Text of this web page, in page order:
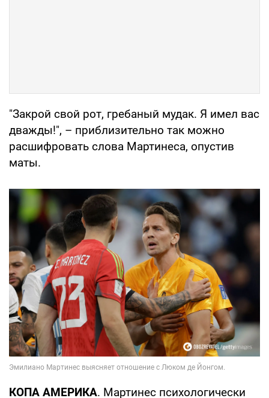
"Закрой свой рот, гребаный мудак. Я имел вас
дважды!", – приблизительно так можно
расшифровать слова Мартинеса, опустив
маты.
КОПА АМЕРИКА. Мартинес психологически